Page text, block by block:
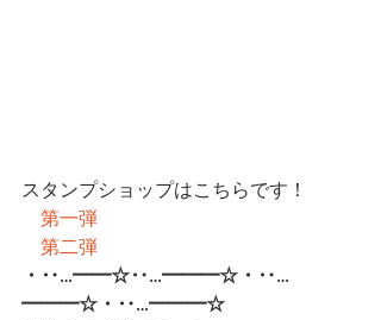
スタンプショップはこちらです！
第一弾
第二弾
・‥…━━☆‥…━━━☆・‥…
━━━☆・‥…━━━☆